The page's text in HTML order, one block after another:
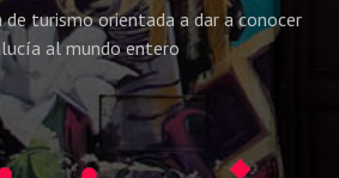
de turismo orientada a dar a conocer
al mundo entero